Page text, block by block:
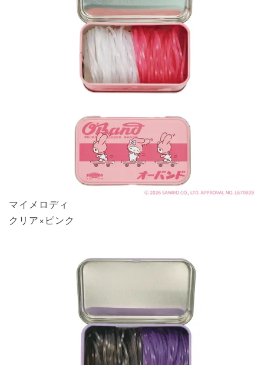
マイメロディ
クリア×ピンク